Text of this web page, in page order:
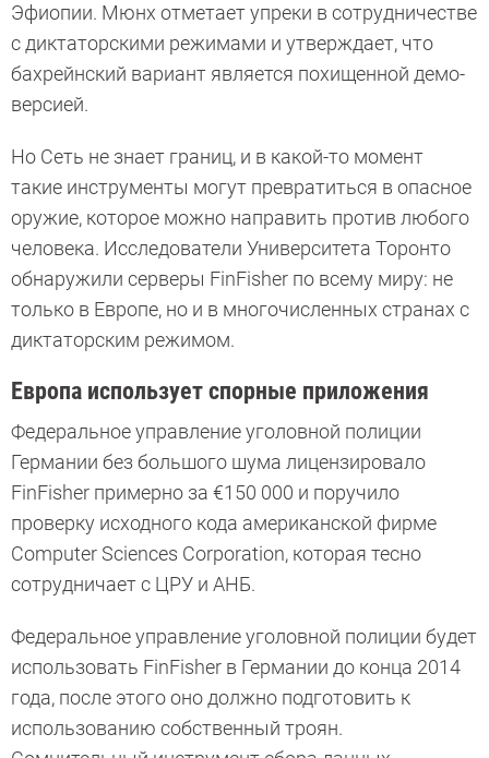
Эфиопии. Мюнх отметает упреки в сотрудничестве
с диктаторскими режимами и утверждает, что
бахрейнский вариант является похищенной демо-
версией.
Но Сеть не знает границ, и в какой-то момент
такие инструменты могут превратиться в опасное
оружие, которое можно направить против любого
человека. Исследователи Университета Торонто
обнаружили серверы FinFisher по всему миру: не
только в Европе, но и в многочисленных странах с
диктаторским режимом.
Европа использует спорные приложения
Федеральное управление уголовной полиции
Германии без большого шума лицензировало
FinFisher примерно за €150 000 и поручило
проверку исходного кода американской фирме
Computer Sciences Corporation, которая тесно
сотрудничает с ЦРУ и АНБ.
Федеральное управление уголовной полиции будет
использовать FinFisher в Германии до конца 2014
года, после этого оно должно подготовить к
использованию собственный троян.